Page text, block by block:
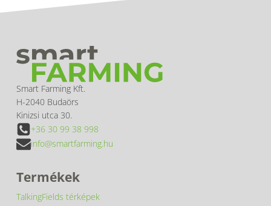
Smart Farming Kft.
H-2040 Budaörs
Kinizsi utca 30.
+36 30 99 38 998
info@smartfarming.hu
Termékek
TalkingFields térképek